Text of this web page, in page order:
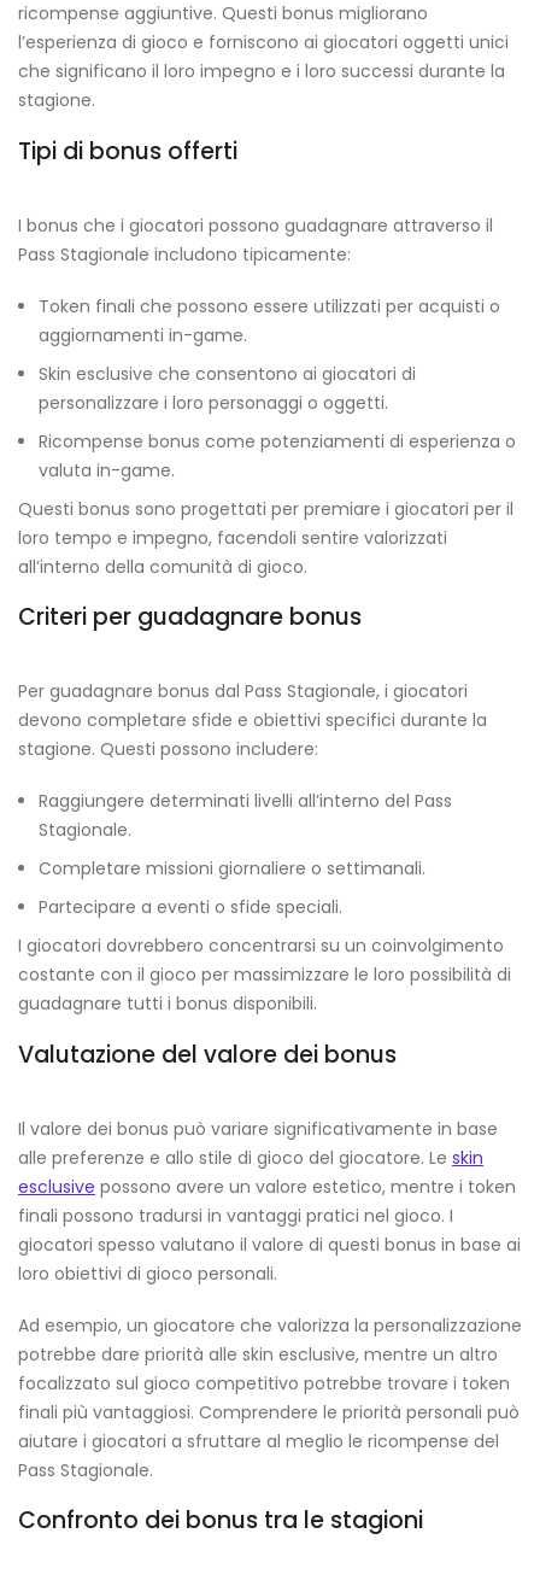
ricompense aggiuntive. Questi bonus migliorano
l’esperienza di gioco e forniscono ai giocatori oggetti unici
che significano il loro impegno e i loro successi durante la
stagione.
Tipi di bonus offerti
I bonus che i giocatori possono guadagnare attraverso il
Pass Stagionale includono tipicamente:
Token finali che possono essere utilizzati per acquisti o
aggiornamenti in-game.
Skin esclusive che consentono ai giocatori di
personalizzare i loro personaggi o oggetti.
Ricompense bonus come potenziamenti di esperienza o
valuta in-game.
Questi bonus sono progettati per premiare i giocatori per il
loro tempo e impegno, facendoli sentire valorizzati
all’interno della comunità di gioco.
Criteri per guadagnare bonus
Per guadagnare bonus dal Pass Stagionale, i giocatori
devono completare sfide e obiettivi specifici durante la
stagione. Questi possono includere:
Raggiungere determinati livelli all’interno del Pass
Stagionale.
Completare missioni giornaliere o settimanali.
Partecipare a eventi o sfide speciali.
I giocatori dovrebbero concentrarsi su un coinvolgimento
costante con il gioco per massimizzare le loro possibilità di
guadagnare tutti i bonus disponibili.
Valutazione del valore dei bonus
Il valore dei bonus può variare significativamente in base
alle preferenze e allo stile di gioco del giocatore. Le skin
esclusive possono avere un valore estetico, mentre i token
finali possono tradursi in vantaggi pratici nel gioco. I
giocatori spesso valutano il valore di questi bonus in base ai
loro obiettivi di gioco personali.
Ad esempio, un giocatore che valorizza la personalizzazione
potrebbe dare priorità alle skin esclusive, mentre un altro
focalizzato sul gioco competitivo potrebbe trovare i token
finali più vantaggiosi. Comprendere le priorità personali può
aiutare i giocatori a sfruttare al meglio le ricompense del
Pass Stagionale.
Confronto dei bonus tra le stagioni